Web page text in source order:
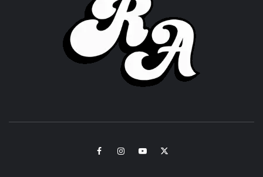
FacebookInstagramYoutubeTwitter